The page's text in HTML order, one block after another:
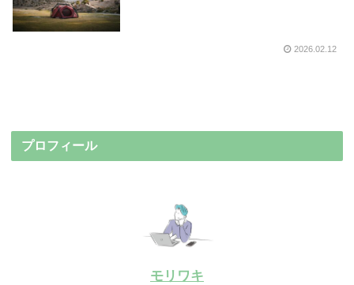
2026.02.12
プロフィール
モリワキ